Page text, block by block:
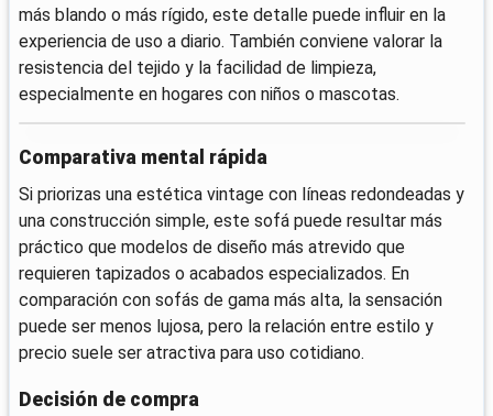
más blando o más rígido, este detalle puede influir en la
experiencia de uso a diario. También conviene valorar la
resistencia del tejido y la facilidad de limpieza,
especialmente en hogares con niños o mascotas.
Comparativa mental rápida
Si priorizas una estética vintage con líneas redondeadas y
una construcción simple, este sofá puede resultar más
práctico que modelos de diseño más atrevido que
requieren tapizados o acabados especializados. En
comparación con sofás de gama más alta, la sensación
puede ser menos lujosa, pero la relación entre estilo y
precio suele ser atractiva para uso cotidiano.
Decisión de compra